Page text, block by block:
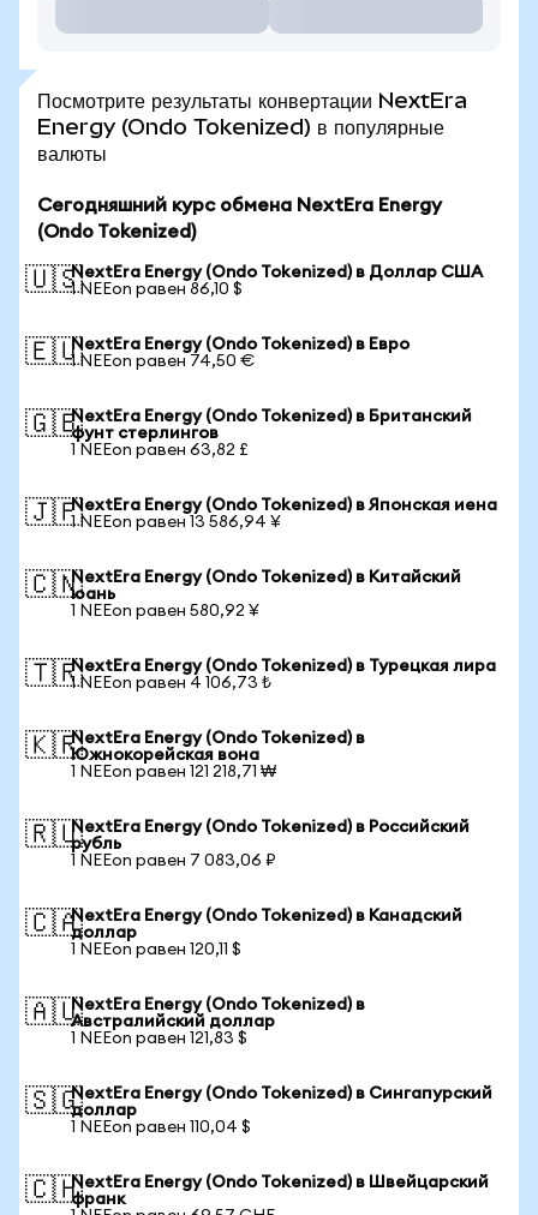
Посмотрите результаты конвертации NextEra
Energy (Ondo Tokenized) в популярные
валюты
Сегодняшний курс обмена NextEra Energy
(Ondo Tokenized)
🇺🇸NextEra Energy (Ondo Tokenized) в Доллар США
1 NEEon равен 86,10 $
🇪🇺NextEra Energy (Ondo Tokenized) в Евро
1 NEEon равен 74,50 €
🇬🇧NextEra Energy (Ondo Tokenized) в Британский
фунт стерлингов
1 NEEon равен 63,82 £
🇯🇵NextEra Energy (Ondo Tokenized) в Японская иена
1 NEEon равен 13 586,94 ¥
🇨🇳NextEra Energy (Ondo Tokenized) в Китайский
юань
1 NEEon равен 580,92 ¥
🇹🇷NextEra Energy (Ondo Tokenized) в Турецкая лира
1 NEEon равен 4 106,73 ₺
🇰🇷NextEra Energy (Ondo Tokenized) в
Южнокорейская вона
1 NEEon равен 121 218,71 ₩
🇷🇺NextEra Energy (Ondo Tokenized) в Российский
рубль
1 NEEon равен 7 083,06 ₽
🇨🇦NextEra Energy (Ondo Tokenized) в Канадский
доллар
1 NEEon равен 120,11 $
🇦🇺NextEra Energy (Ondo Tokenized) в
Австралийский доллар
1 NEEon равен 121,83 $
🇸🇬NextEra Energy (Ondo Tokenized) в Сингапурский
доллар
1 NEEon равен 110,04 $
🇨🇭NextEra Energy (Ondo Tokenized) в Швейцарский
франк